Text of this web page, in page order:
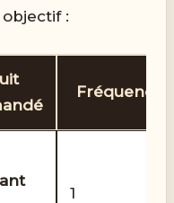
:
Fréquence
1